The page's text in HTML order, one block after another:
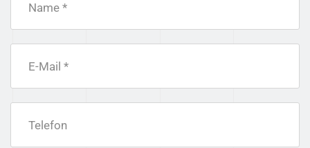
Name *
E-Mail *
Telefon